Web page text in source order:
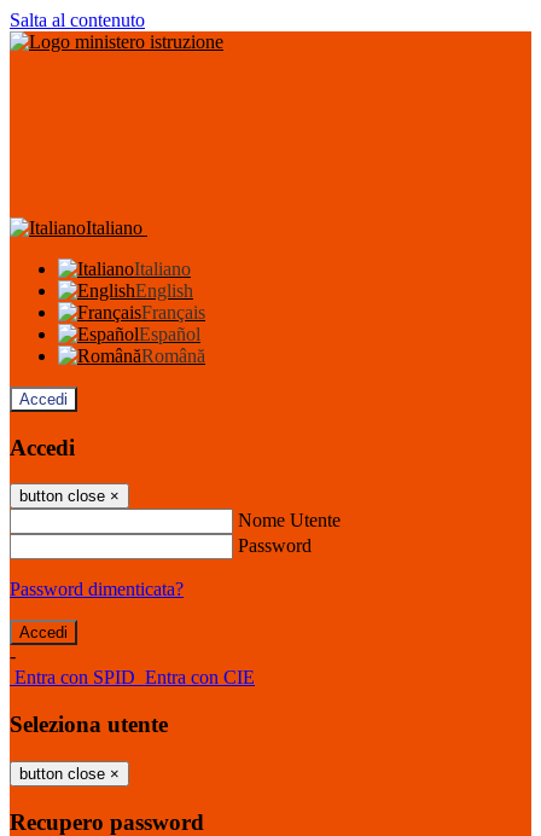
Salta al contenuto
Italiano
Italiano
English
Français
Español
Română
Accedi
Accedi
button close ×
Nome Utente
Password
Password dimenticata?
-
Entra con SPID Entra con CIE
Seleziona utente
button close ×
Recupero password